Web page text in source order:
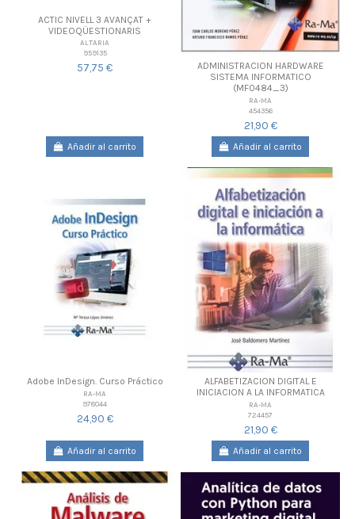
ACTIC NIVELL 3 AVANÇAT +
VIDEOQÜESTIONARIS
ALTARIA
959135
57,75 €
Añadir al carrito
ADMINISTRACION HARDWARE
SISTEMA INFORMATICO
(MF0484_3)
RA-MA
454356
21,90 €
Añadir al carrito
Adobe InDesign. Curso Práctico
RA-MA
978044
24,90 €
Añadir al carrito
ALFABETIZACION DIGITAL E
INICIACION A LA INFORMATICA
RA-MA
724457
21,90 €
Añadir al carrito